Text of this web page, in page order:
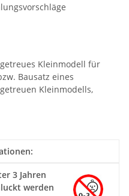
Kleinmodell für
Bausatz eines
Kleinmodells,
3 Jahren
werden